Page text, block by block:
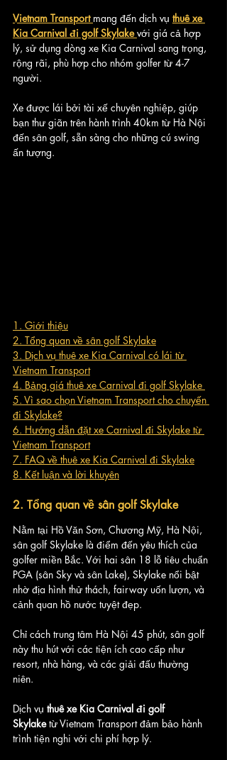
Vietnam Transport mang đến dịch vụ thuê xe
Kia Carnival đi golf Skylake với giá cả hợp
lý, sử dụng dòng xe Kia Carnival sang trọng,
rộng rãi, phù hợp cho nhóm golfer từ 4-7
người.
Xe được lái bởi tài xế chuyên nghiệp, giúp
bạn thư giãn trên hành trình 40km từ Hà Nội
đến sân golf, sẵn sàng cho những cú swing
ấn tượng.
1. Giới thiệu
2. Tổng quan về sân golf Skylake
3. Dịch vụ thuê xe Kia Carnival có lái từ
Vietnam Transport
4. Bảng giá thuê xe Carnival đi golf Skylake
5. Vì sao chọn Vietnam Transport cho chuyến
đi Skylake?
6. Hướng dẫn đặt xe Carnival đi Skylake từ
Vietnam Transport
7. FAQ về thuê xe Kia Carnival đi Skylake
8. Kết luận và lời khuyên
2. Tổng quan về sân golf Skylake
Nằm tại Hồ Văn Sơn, Chương Mỹ, Hà Nội,
sân golf Skylake là điểm đến yêu thích của
golfer miền Bắc. Với hai sân 18 lỗ tiêu chuẩn
PGA (sân Sky và sân Lake), Skylake nổi bật
nhờ địa hình thử thách, fairway uốn lượn, và
cảnh quan hồ nước tuyệt đẹp.
Chỉ cách trung tâm Hà Nội 45 phút, sân golf
này thu hút với các tiện ích cao cấp như
resort, nhà hàng, và các giải đấu thường
niên.
Dịch vụ thuê xe Kia Carnival đi golf
Skylake từ Vietnam Transport đảm bảo hành
trình tiện nghi với chi phí hợp lý.